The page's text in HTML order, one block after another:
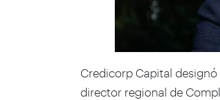
Credicorp Capital designó
director regional de